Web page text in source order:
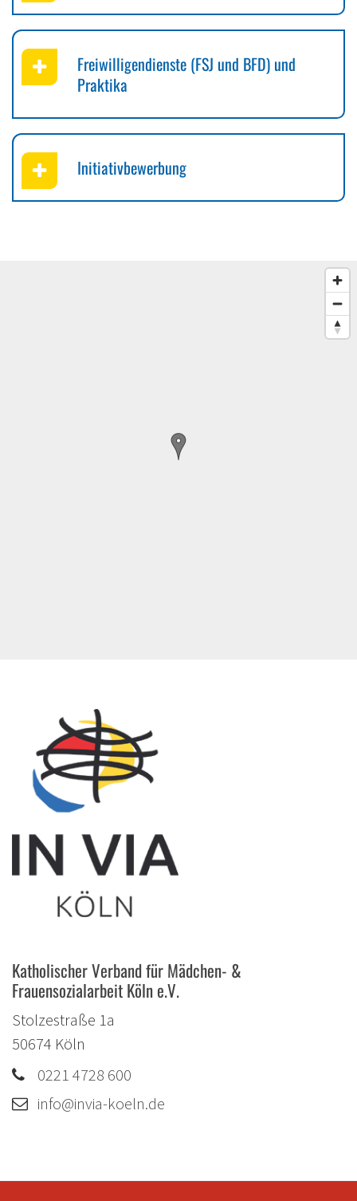
Freiwilligendienste (FSJ und BFD) und
Praktika
Initiativbewerbung
Katholischer Verband für Mädchen- &
Frauensozialarbeit Köln e.V.
Stolzestraße 1a
50674 Köln
0221 4728 600
info@invia-koeln.de